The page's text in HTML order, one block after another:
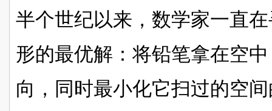
半个世纪以来，数学家一直
形的最优解：将铅笔拿在空
向，同时最小化它扫过的空